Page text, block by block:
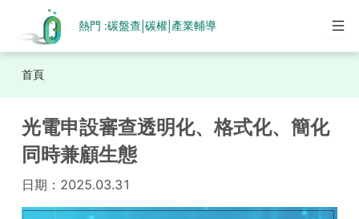
熱門 :碳盤查 碳權| 產業輔導
首頁
光電申設審查透明化、格式化、簡化
同時兼顧生態
日期： 2025.03.31